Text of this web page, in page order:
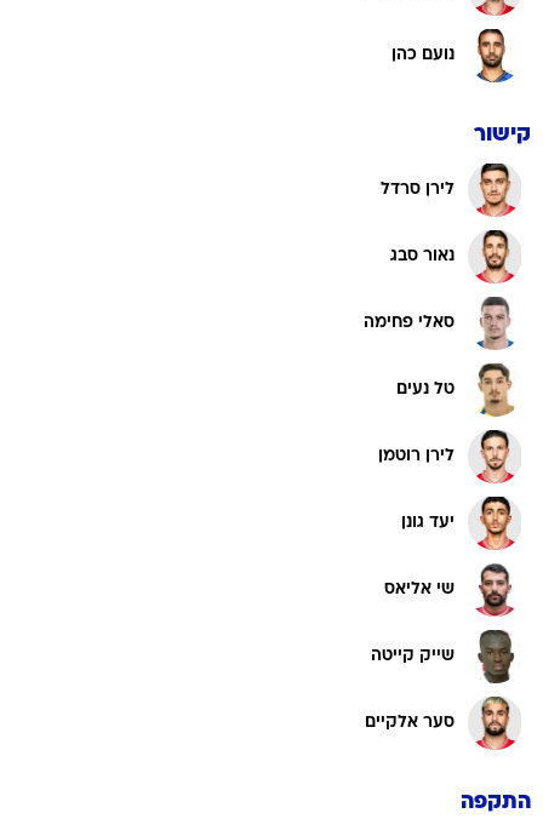
נועם כהן
קישור
לירן סרדל
נאור סבג
סאלי פחימה
טל נעים
לירן רוטמן
יעד גונן
שי אליאס
שייק קייטה
סער אלקיים
התקפה